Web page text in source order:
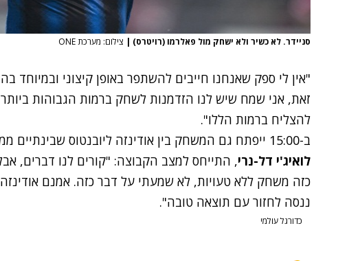
סניידר. לא כשיר ולא ישחק מול פאלרמו (רויטרס) | צילום: מערכת ONE
"אין לי ספק שאנחנו חייבים להשתפר באופן קיצוני ובמיוחד
זאת, אני שמח שיש לנו הזדמנות לשחק ברמות הגבוהות
להצליח ברמות הללו".
ב-15:00 ייפתח גם המשחק בין אודינזה ליובנטוס שבינתיים ממש לא מרשימה. מאמן הזברות,
לואיג'י דל-נרי, התייחס למצב הקבוצה: "קורים לנו דברים,
כזה משחק ללא טעויות, לא שמעתי על דבר כזה. אמנם אודינזה
ננסה לחזור עם תוצאה טובה".
כדורגל עולמי